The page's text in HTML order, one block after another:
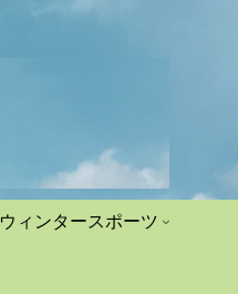
ウィンタースポーツ